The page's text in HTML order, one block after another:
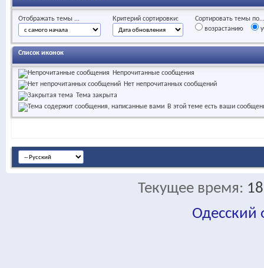
Отображать темы ... Критерий сортировки:
Сортировать темы по...
возрастанию
Список иконок
Непрочитанные сообщения
Нет непрочитанных сообщений
Тема закрыта
В этой теме есть ваши
Текущее время:
Одесский